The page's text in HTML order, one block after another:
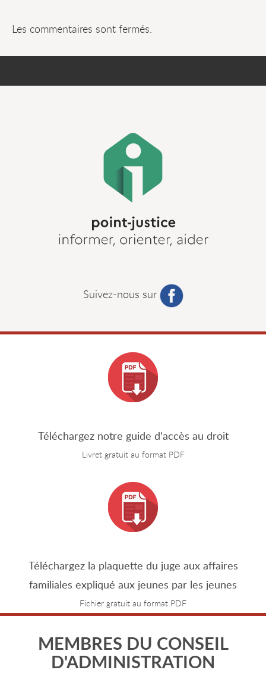
Les commentaires sont fermés.
Suivez-nous sur
Téléchargez notre guide d'accès au droit
Livret gratuit au format PDF
Téléchargez la plaquette du juge aux affaires
familiales expliqué aux jeunes par les jeunes
Fichier gratuit au format PDF
MEMBRES DU CONSEIL
D'ADMINISTRATION